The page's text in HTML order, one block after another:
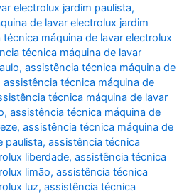
electrolux jardim paulista,
de lavar electrolux jardim
máquina de lavar electrolux
técnica máquina de lavar
,assistência técnica máquina de
assistência técnica máquina de
técnica máquina de lavar
,assistência técnica máquina de
,assistência técnica máquina de
paulista,assistência técnica
liberdade,assistência técnica
limão,assistência técnica
luz,assistência técnica